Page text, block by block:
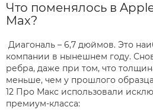
Что поменялось в
Max?
Диагональ – 6,7 дюймов. Это
компании в нынешнем году.
ребра, даже при том, что
меньше, чем у прошлого
12 Про Макс использовали
премиум-класса: